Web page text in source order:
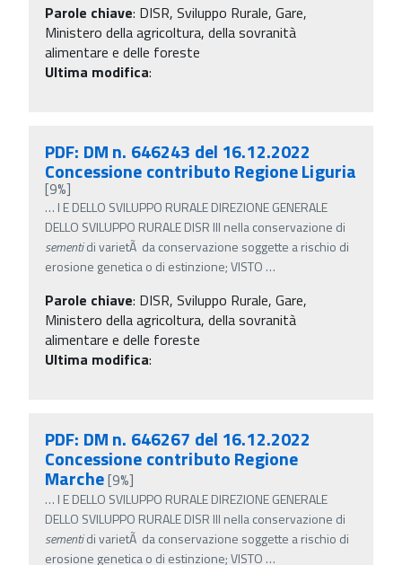
Parole chiave: DISR, Sviluppo Rurale, Gare,
Ministero della agricoltura, della sovranità
alimentare e delle foreste
Ultima modifica:
PDF: DM n. 646243 del 16.12.2022
Concessione contributo Regione Liguria
[9%]
… I E DELLO SVILUPPO RURALE DIREZIONE GENERALE
DELLO SVILUPPO RURALE DISR III nella conservazione di
sementidi varietÃ da conservazione soggette a rischio di
erosione genetica o di estinzione; VISTO …
Parole chiave: DISR, Sviluppo Rurale, Gare,
Ministero della agricoltura, della sovranità
alimentare e delle foreste
Ultima modifica:
PDF: DM n. 646267 del 16.12.2022
Concessione contributo Regione
Marche[9%]
… I E DELLO SVILUPPO RURALE DIREZIONE GENERALE
DELLO SVILUPPO RURALE DISR III nella conservazione di
sementidi varietÃ da conservazione soggette a rischio di
erosione genetica o di estinzione; VISTO …